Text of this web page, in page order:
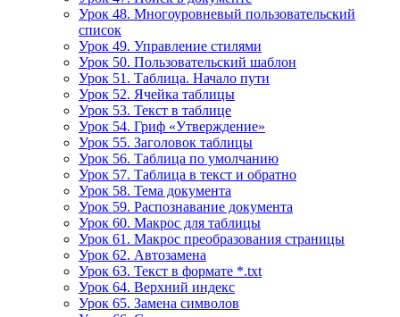
Урок 48. Многоуровневый пользовательский
список
Урок 49. Управление стилями
Урок 50. Пользовательский шаблон
Урок 51. Таблица. Начало пути
Урок 52. Ячейка таблицы
Урок 53. Текст в таблице
Урок 54. Гриф «Утверждение»
Урок 55. Заголовок таблицы
Урок 56. Таблица по умолчанию
Урок 57. Таблица в текст и обратно
Урок 58. Тема документа
Урок 59. Распознавание документа
Урок 60. Макрос для таблицы
Урок 61. Макрос преобразования страницы
Урок 62. Автозамена
Урок 63. Текст в формате *.txt
Урок 64. Верхний индекс
Урок 65. Замена символов